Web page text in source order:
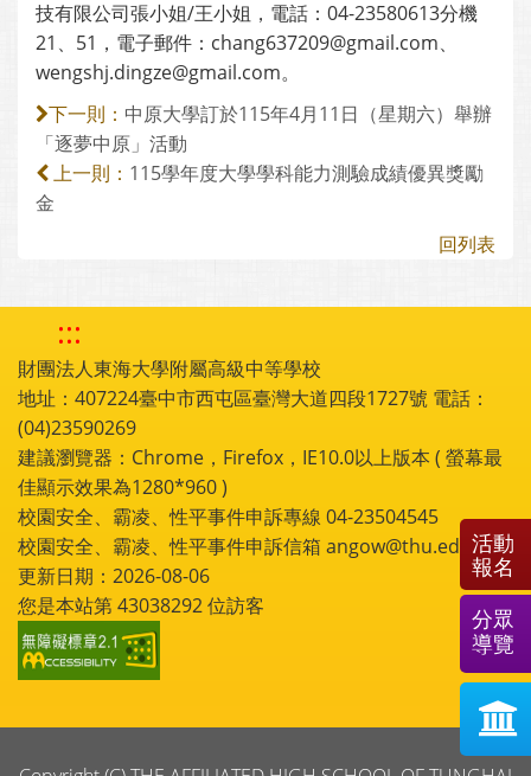
技有限公司張小姐/王小姐，電話：04-23580613分機
21、51，電子郵件：chang637209@gmail.com、
wengshj.dingze@gmail.com。
下一則： 中原大學訂於115年4月11日（星期六）舉辦
「逐夢中原」活動
上一則： 115學年度大學學科能力測驗成績優異獎勵
金
回列表
:::
財團法人東海大學附屬高級中等學校
地址：407224臺中市西屯區臺灣大道四段1727號 電話：
(04)23590269
建議瀏覽器：Chrome，Firefox，IE10.0以上版本 ( 螢幕最
佳顯示效果為1280*960 )
校園安全、霸凌、性平事件申訴專線 04-23504545
校園安全、霸凌、性平事件申訴信箱 angow@thu.edu.tw
更新日期：2026-08-06
您是本站第43038292位訪客
活動
報名
分眾
導覽